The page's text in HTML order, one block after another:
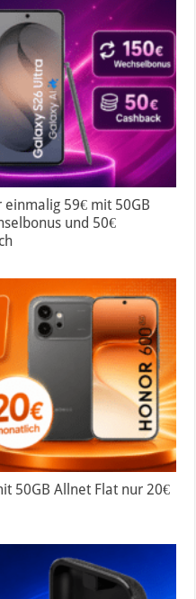
einmalig 59€ mit 50GB
und 50€
50GB Allnet Flat nur 20€